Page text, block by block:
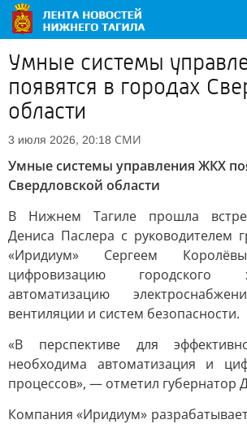
Умные системы
появятся в городах
области
3 июля 2026, 20:18 СМИ
Умные системы управления ЖКХ
Свердловской области
В Нижнем Тагиле прошла
Дениса Паслера с руководителем
«Иридиум» Сергеем
цифровизацию
автоматизацию
вентиляции и систем безопасности.
«В перспективе для
необходима автоматизация и
процессов», — отметил губернатор
Компания «Иридиум»